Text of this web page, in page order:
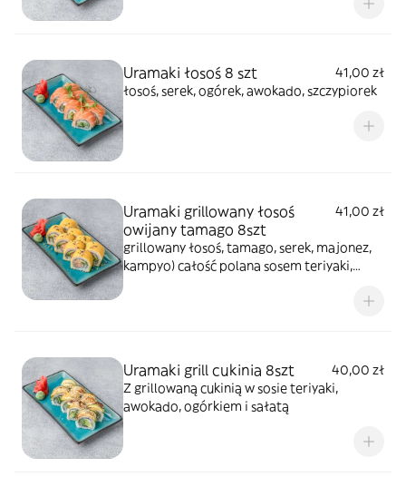
Uramaki łosoś 8 szt
41,00 zł
łosoś, serek, ogórek, awokado, szczypiorek
Uramaki grillowany łosoś
owijany tamago 8szt
41,00 zł
grillowany łosoś, tamago, serek, majonez,
kampyo) całość polana sosem teriyaki,
Uramaki grill cukinia 8szt
40,00 zł
Z grillowaną cukinią w sosie teriyaki,
awokado, ogórkiem i sałatą